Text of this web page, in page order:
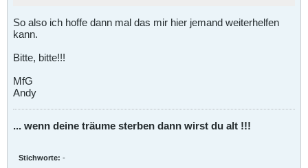
So also ich hoffe dann mal das mir hier jemand weiterhelfen
kann.
Bitte, bitte!!!
MfG
Andy
... wenn deine träume sterben dann wirst du alt !!!
Stichworte: -